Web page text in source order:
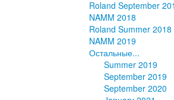
Roland September
NAMM 2018
Roland Summer 2018
NAMM 2019
Остальные...
Summer 2019
September 2019
September 2020